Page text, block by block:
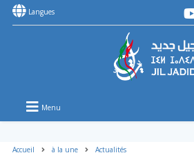
Langues
Menu
Accueil à la une Actualités